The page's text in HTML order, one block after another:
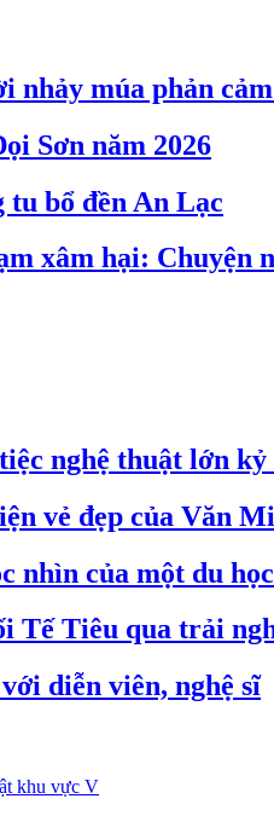
nhảy múa phản
Sơn năm 2026
tu bổ đền An Lạc
xâm hại: Chuyện
nghệ thuật lớn kỷ
vẻ đẹp của Văn
nhìn của một du
Tế Tiêu qua trải
diễn viên, nghệ sĩ